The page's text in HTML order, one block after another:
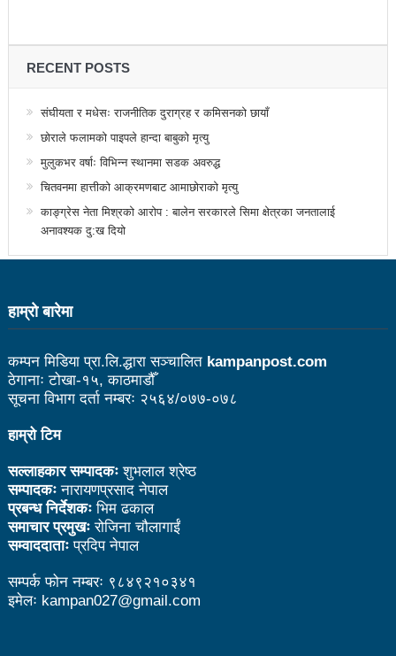
भरतपुर महानगरपालिकाद्धारा तीन पाङ्ग्रे अटोको रुट परमिट
नेकपा बहुमतको नवौं महाधिवेशन माघ ४ गतेदेखि काठमाडौँमा
राजश्व संकलनमा करिब १७ प्रतशितले वृद्धि
टिकट नपाउँदा १४ सय श्रमिक कोरिया उड्न पाएनन्
कीर्तिपुरलाई नेपालकै नमूना नगर बनाउने मेरो योजना छ-
उपनिर्वाचन: ३१ जनाको उम्मेदवारी फिर्ता, रुकुमपूर्वमा काँग्रेस
एमाले गठबन्धनका उम्मेदवारको समर्थन माओवादीलाई
आज उम्मेदवारको अन्तिम नामावली प्रकाशन हुँदै
संस्थागत क्षमता मुल्याङ्ककनमा ककनी गाउँपालिका जिल्लामै
उत्कृष्ट
संविधानसभाबाट संविधान बनाउने मुद्दा जनयुद्धको मुख्य मुद्दा होः
प्रचण्ड
बोगटीको स्मृतिमा रक्तदान कार्यक्रम
पब्लिक स्पिच नेपालको विजेता बने दैलेखका दिल बहादुर
संविधानको रक्षा र कार्यान्वयनमा जनताको खबरदारी आवश्यकः
RECENT POSTS
संघीयता र मधेसः राजनीतिक दुराग्रह र कमिसनको छायाँ
छोराले फलामको पाइपले हान्दा बाबुको मृत्यु
मुलुकभर वर्षाः विभिन्न स्थानमा सडक अवरुद्ध
चितवनमा हात्तीको आक्रमणबाट आमाछोराको मृत्यु
काङ्ग्रेस नेता मिश्रको आरोप : बालेन सरकारले सिमा क्षेत्रका जनतालाई
अनावश्यक दु:ख दियो
हाम्राे बारेमा
कम्पन मिडिया प्रा.लि.द्धारा सञ्चालित kampanpost.com
ठेगानाः टोखा-१५, काठमाडौँ
सूचना विभाग दर्ता नम्बरः २५६४/०७७-०७८
हाम्रो टिम
सल्लाहकार सम्पादकःशुभलाल श्रेष्ठ
सम्पादकःनारायणप्रसाद नेपाल
प्रबन्ध निर्देशकःभिम ढकाल
समाचार प्रमुखःरोजिना चौलागाईं
सम्वाददाताःप्रदिप नेपाल
सम्पर्क फोन नम्बरः ९८४९२१०३४१
इमेलः kampan027@gmail.com